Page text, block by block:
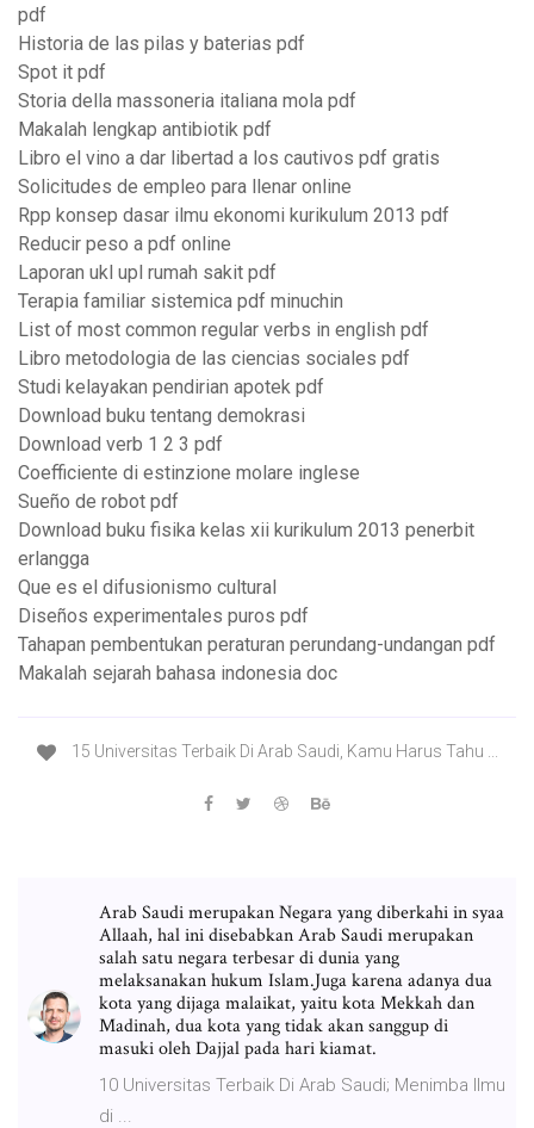
pdf
Historia de las pilas y baterias pdf
Spot it pdf
Storia della massoneria italiana mola pdf
Makalah lengkap antibiotik pdf
Libro el vino a dar libertad a los cautivos pdf gratis
Solicitudes de empleo para llenar online
Rpp konsep dasar ilmu ekonomi kurikulum 2013 pdf
Reducir peso a pdf online
Laporan ukl upl rumah sakit pdf
Terapia familiar sistemica pdf minuchin
List of most common regular verbs in english pdf
Libro metodologia de las ciencias sociales pdf
Studi kelayakan pendirian apotek pdf
Download buku tentang demokrasi
Download verb 1 2 3 pdf
Coefficiente di estinzione molare inglese
Sueño de robot pdf
Download buku fisika kelas xii kurikulum 2013 penerbit
erlangga
Que es el difusionismo cultural
Diseños experimentales puros pdf
Tahapan pembentukan peraturan perundang-undangan pdf
Makalah sejarah bahasa indonesia doc
15 Universitas Terbaik Di Arab Saudi, Kamu Harus Tahu ...
Arab Saudi merupakan Negara yang diberkahi in syaa
Allaah, hal ini disebabkan Arab Saudi merupakan
salah satu negara terbesar di dunia yang
melaksanakan hukum Islam.Juga karena adanya dua
kota yang dijaga malaikat, yaitu kota Mekkah dan
Madinah, dua kota yang tidak akan sanggup di
masuki oleh Dajjal pada hari kiamat.
10 Universitas Terbaik Di Arab Saudi; Menimba Ilmu
di ...